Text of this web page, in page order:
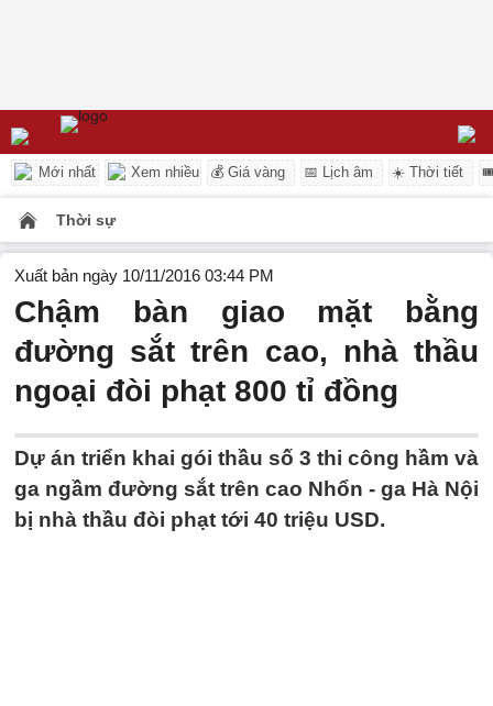
Mới nhất Xem nhiều 💰 Giá vàng 📅 Lịch âm ☀️ Thời tiết
Thời sự
Xuất bản ngày 10/11/2016 03:44 PM
Chậm bàn giao mặt bằng
đường sắt trên cao, nhà thầu
ngoại đòi phạt 800 tỉ đồng
Dự án triển khai gói thầu số 3 thi công hầm và
ga ngầm đường sắt trên cao Nhổn - ga Hà Nội
bị nhà thầu đòi phạt tới 40 triệu USD.